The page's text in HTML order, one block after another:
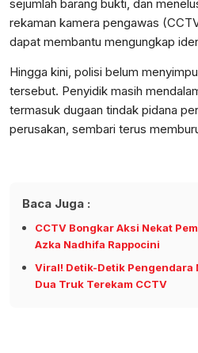
sejumlah barang bukti, dan
rekaman kamera pengawas
dapat membantu mengungkap
Hingga kini, polisi belum
tersebut. Penyidik masih
termasuk dugaan tindak pidana
perusakan, sembari terus
Baca Juga :
CCTV Bongkar Aksi Nekat
Azka Nadhifa Rappocini
Viral! Detik-Detik Pengendara
Dua Truk Terekam CCTV